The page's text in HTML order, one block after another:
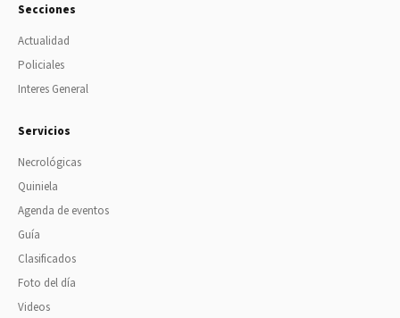
Secciones
Actualidad
Policiales
Interes General
Servicios
Necrológicas
Quiniela
Agenda de eventos
Guía
Clasificados
Foto del día
Videos